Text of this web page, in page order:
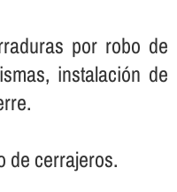
por robo de
instalación de
de cerrajeros.